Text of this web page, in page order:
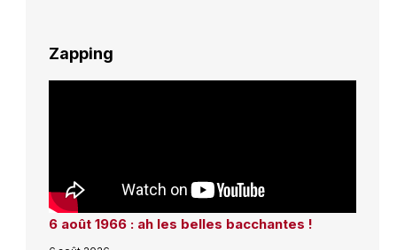
Zapping
6 août 1966 : ah les belles bacchantes !